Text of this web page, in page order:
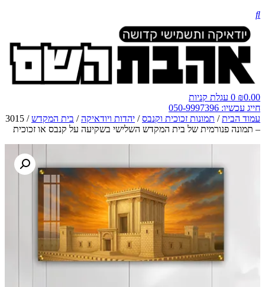
₪0.00
0 עגלת קניות
חייג עכשיו: 050-9997396
עמוד הבית/ תמונות זכוכית וקנבס/ יהדות ויודאיקה/ בית המקדש
/ 3015
– תמונה פנורמית של בית המקדש השלישי בשקיעה על קנבס או זכוכית